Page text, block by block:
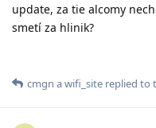
update, za tie alcomy
smetí za hlinik?
cmgn awifi_site replied to